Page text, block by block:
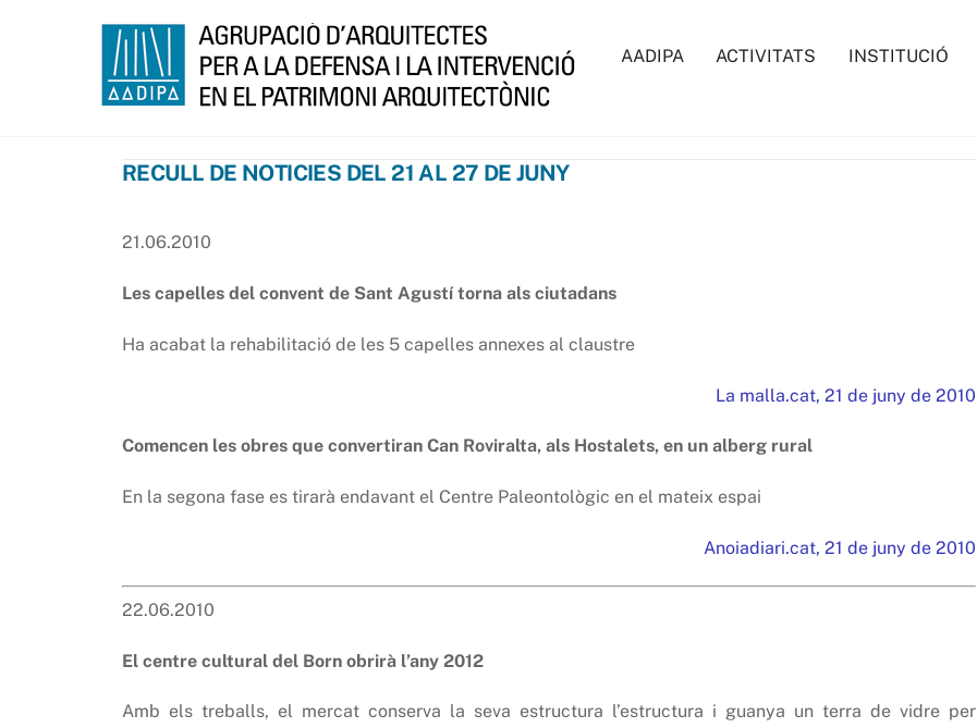
AADIPA ACTIVITATS INSTITUCIÓ
RECULL DE NOTICIES DEL 21 AL 27 DE JUNY
21.06.2010
Les capelles del convent de Sant Agustí torna als ciutadans
Ha acabat la rehabilitació de les 5 capelles annexes al claustre
La malla.cat, 21 de juny de 2010
Comencen les obres que convertiran Can Roviralta, als Hostalets, en un alberg rural
En la segona fase es tirarà endavant el Centre Paleontològic en el mateix espai
Anoiadiari.cat, 21 de juny de 2010
22.06.2010
El centre cultural del Born obrirà l’any 2012
Amb els treballs, el mercat conserva la seva estructura l’estructura i guanya un terra de vidre per